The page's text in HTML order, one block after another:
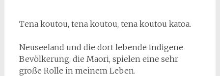
Tena koutou, tena koutou, tena koutou katoa.
Neuseeland und die dort lebende indigene
Bevölkerung, die Maori, spielen eine sehr
große Rolle in meinem Leben.